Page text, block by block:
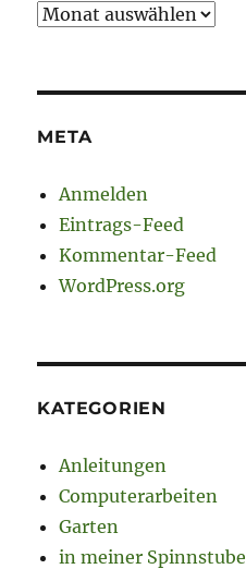
Archiv
META
Anmelden
Eintrags-Feed
Kommentar-Feed
WordPress.org
KATEGORIEN
Anleitungen
Computerarbeiten
Garten
in meiner Spinnstube